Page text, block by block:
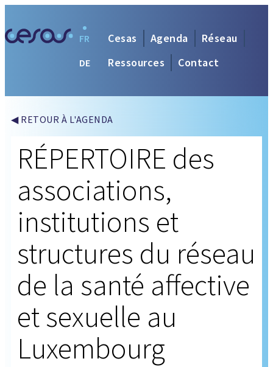
Cesas Agenda
Réseau
Ressources
Contact
FR
DE
◀ RETOUR À L'AGENDA
RÉPERTOIRE des
associations,
institutions et
structures du réseau
de la santé affective
et sexuelle au
Luxembourg